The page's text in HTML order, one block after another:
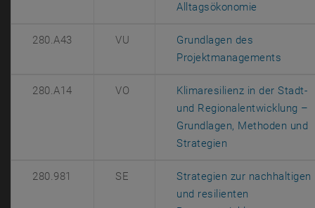
Alltagsökonomie
280.A43 VU
Grundlagen des
Projektmanagements
280.A14 VO
Klimaresilienz in der Stadt-
und Regionalentwicklung –
Grundlagen, Methoden und
Strategien
280.981 SE
Strategien zur nachhaltigen
und resilienten